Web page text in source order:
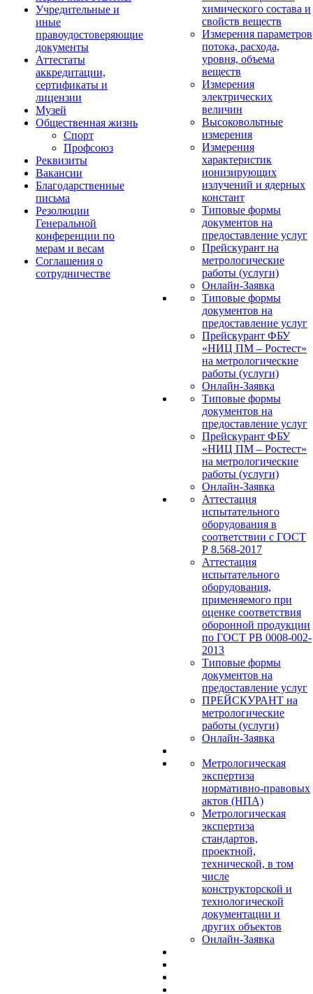
Учредительные и
иные
правоудостоверяющие
документы
Аттестаты
аккредитации,
сертификаты и
лицензии
Музей
Общественная жизнь
Спорт
Профсоюз
Реквизиты
Вакансии
Благодарственные
письма
Резолюции
Генеральной
конференции по
мерам и весам
Соглашения о
сотрудничестве
химического состава и
свойств веществ
Измерения параметров
потока, расхода,
уровня, объема
веществ
Измерения
электрических
величин
Высоковольтные
измерения
Измерения
характеристик
ионизирующих
излучений и ядерных
констант
Типовые формы
документов на
предоставление услуг
Прейскурант на
метрологические
работы (услуги)
Онлайн-Заявка
Типовые формы
документов на
предоставление услуг
Прейскурант ФБУ
«НИЦ ПМ – Ростест»
на метрологические
работы (услуги)
Онлайн-Заявка
Типовые формы
документов на
предоставление услуг
Прейскурант ФБУ
«НИЦ ПМ – Ростест»
на метрологические
работы (услуги)
Онлайн-Заявка
Аттестация
испытательного
оборудования в
соответствии с ГОСТ
Р 8.568-2017
Аттестация
испытательного
оборудования,
применяемого при
оценке соответствия
оборонной продукции
по ГОСТ РВ 0008-002-
2013
Типовые формы
документов на
предоставление услуг
ПРЕЙСКУРАНТ на
метрологические
работы (услуги)
Онлайн-Заявка
Метрологическая
экспертиза
нормативно-правовых
актов (НПА)
Метрологическая
экспертиза
стандартов,
проектной,
технической, в том
числе
конструкторской и
технологической
документации и
других объектов
Онлайн-Заявка